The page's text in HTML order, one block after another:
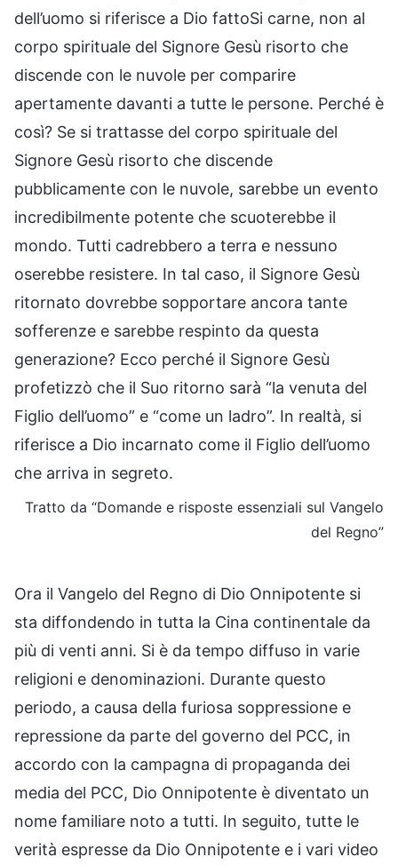
dell’uomo si riferisce a Dio fattoSi carne, non al
corpo spirituale del Signore Gesù risorto che
discende con le nuvole per comparire
apertamente davanti a tutte le persone. Perché è
così? Se si trattasse del corpo spirituale del
Signore Gesù risorto che discende
pubblicamente con le nuvole, sarebbe un evento
incredibilmente potente che scuoterebbe il
mondo. Tutti cadrebbero a terra e nessuno
oserebbe resistere. In tal caso, il Signore Gesù
ritornato dovrebbe sopportare ancora tante
sofferenze e sarebbe respinto da questa
generazione? Ecco perché il Signore Gesù
profetizzò che il Suo ritorno sarà “la venuta del
Figlio dell’uomo” e “come un ladro”. In realtà, si
riferisce a Dio incarnato come il Figlio dell’uomo
che arriva in segreto.
Tratto da “Domande e risposte essenziali sul Vangelo
del Regno”
Ora il Vangelo del Regno di Dio Onnipotente si
sta diffondendo in tutta la Cina continentale da
più di venti anni. Si è da tempo diffuso in varie
religioni e denominazioni. Durante questo
periodo, a causa della furiosa soppressione e
repressione da parte del governo del PCC, in
accordo con la campagna di propaganda dei
media del PCC, Dio Onnipotente è diventato un
nome familiare noto a tutti. In seguito, tutte le
verità espresse da Dio Onnipotente e i vari video